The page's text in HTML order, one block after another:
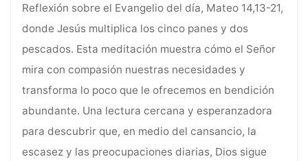
Reflexión sobre el Evangelio del día, Mateo 14,13-21,
donde Jesús multiplica los cinco panes y dos
pescados. Esta meditación muestra cómo el Señor
mira con compasión nuestras necesidades y
transforma lo poco que le ofrecemos en bendición
abundante. Una lectura cercana y esperanzadora
para descubrir que, en medio del cansancio, la
escasez y las preocupaciones diarias, Dios sigue